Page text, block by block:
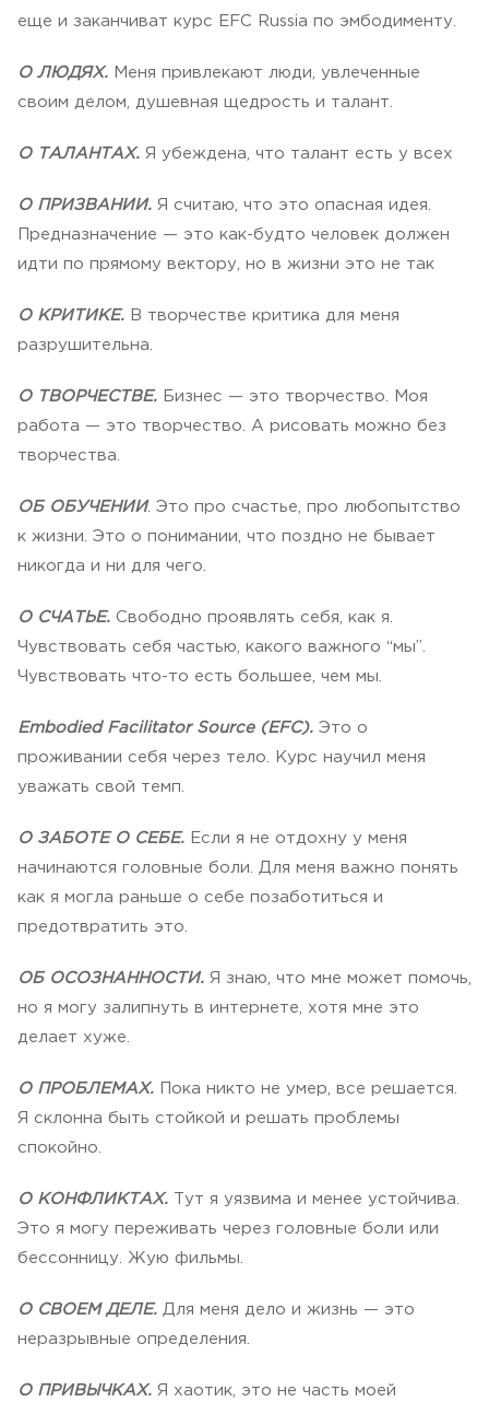
еще и заканчиват курс EFC Russia по эмбодименту.
О ЛЮДЯХ. Меня привлекают люди, увлеченные
своим делом, душевная щедрость и талант.
О ТАЛАНТАХ. Я убеждена, что талант есть у всех
О ПРИЗВАНИИ. Я считаю, что это опасная идея.
Предназначение — это как-будто человек должен
идти по прямому вектору, но в жизни это не так
О КРИТИКЕ. В творчестве критика для меня
разрушительна.
О ТВОРЧЕСТВЕ. Бизнес — это творчество. Моя
работа — это творчество. А рисовать можно без
творчества.
ОБ ОБУЧЕНИИ. Это про счастье, про любопытство
к жизни. Это о понимании, что поздно не бывает
никогда и ни для чего.
О СЧАТЬЕ. Свободно проявлять себя, как я.
Чувствовать себя частью, какого важного “мы”.
Чувствовать что-то есть большее, чем мы.
Embodied Facilitator Source (EFC). Это о
проживании себя через тело. Курс научил меня
уважать свой темп.
О ЗАБОТЕ О СЕБЕ. Если я не отдохну у меня
начинаются головные боли. Для меня важно понять
как я могла раньше о себе позаботиться и
предотвратить это.
ОБ ОСОЗНАННОСТИ. Я знаю, что мне может помочь,
но я могу залипнуть в интернете, хотя мне это
делает хуже.
О ПРОБЛЕМАХ. Пока никто не умер, все решается.
Я склонна быть стойкой и решать проблемы
спокойно.
О КОНФЛИКТАХ. Тут я уязвима и менее устойчива.
Это я могу переживать через головные боли или
бессонницу. Жую фильмы.
О СВОЕМ ДЕЛЕ. Для меня дело и жизнь — это
неразрывные определения.
О ПРИВЫЧКАХ. Я хаотик, это не часть моей